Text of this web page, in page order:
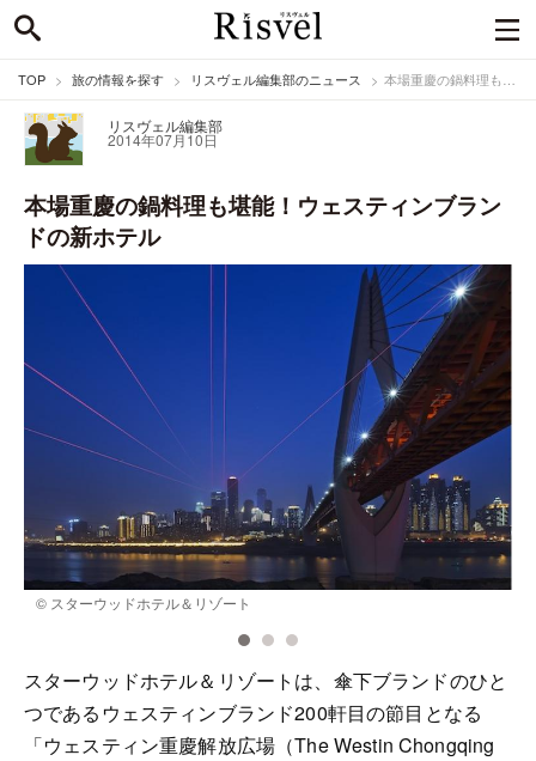
TOP 旅の情報を探す リスヴェル編集部のニュース 本場重慶の鍋料理も堪能！ウェスティンブランドの新ホテル
リスヴェル編集部
2014年07月10日
本場重慶の鍋料理も堪能！ウェスティンブラン
ドの新ホテル
© スターウッドホテル＆リゾート
スターウッドホテル＆リゾートは、傘下ブランドのひと
つであるウェスティンブランド200軒目の節目となる
「ウェスティン重慶解放広場（The Westin Chongqing